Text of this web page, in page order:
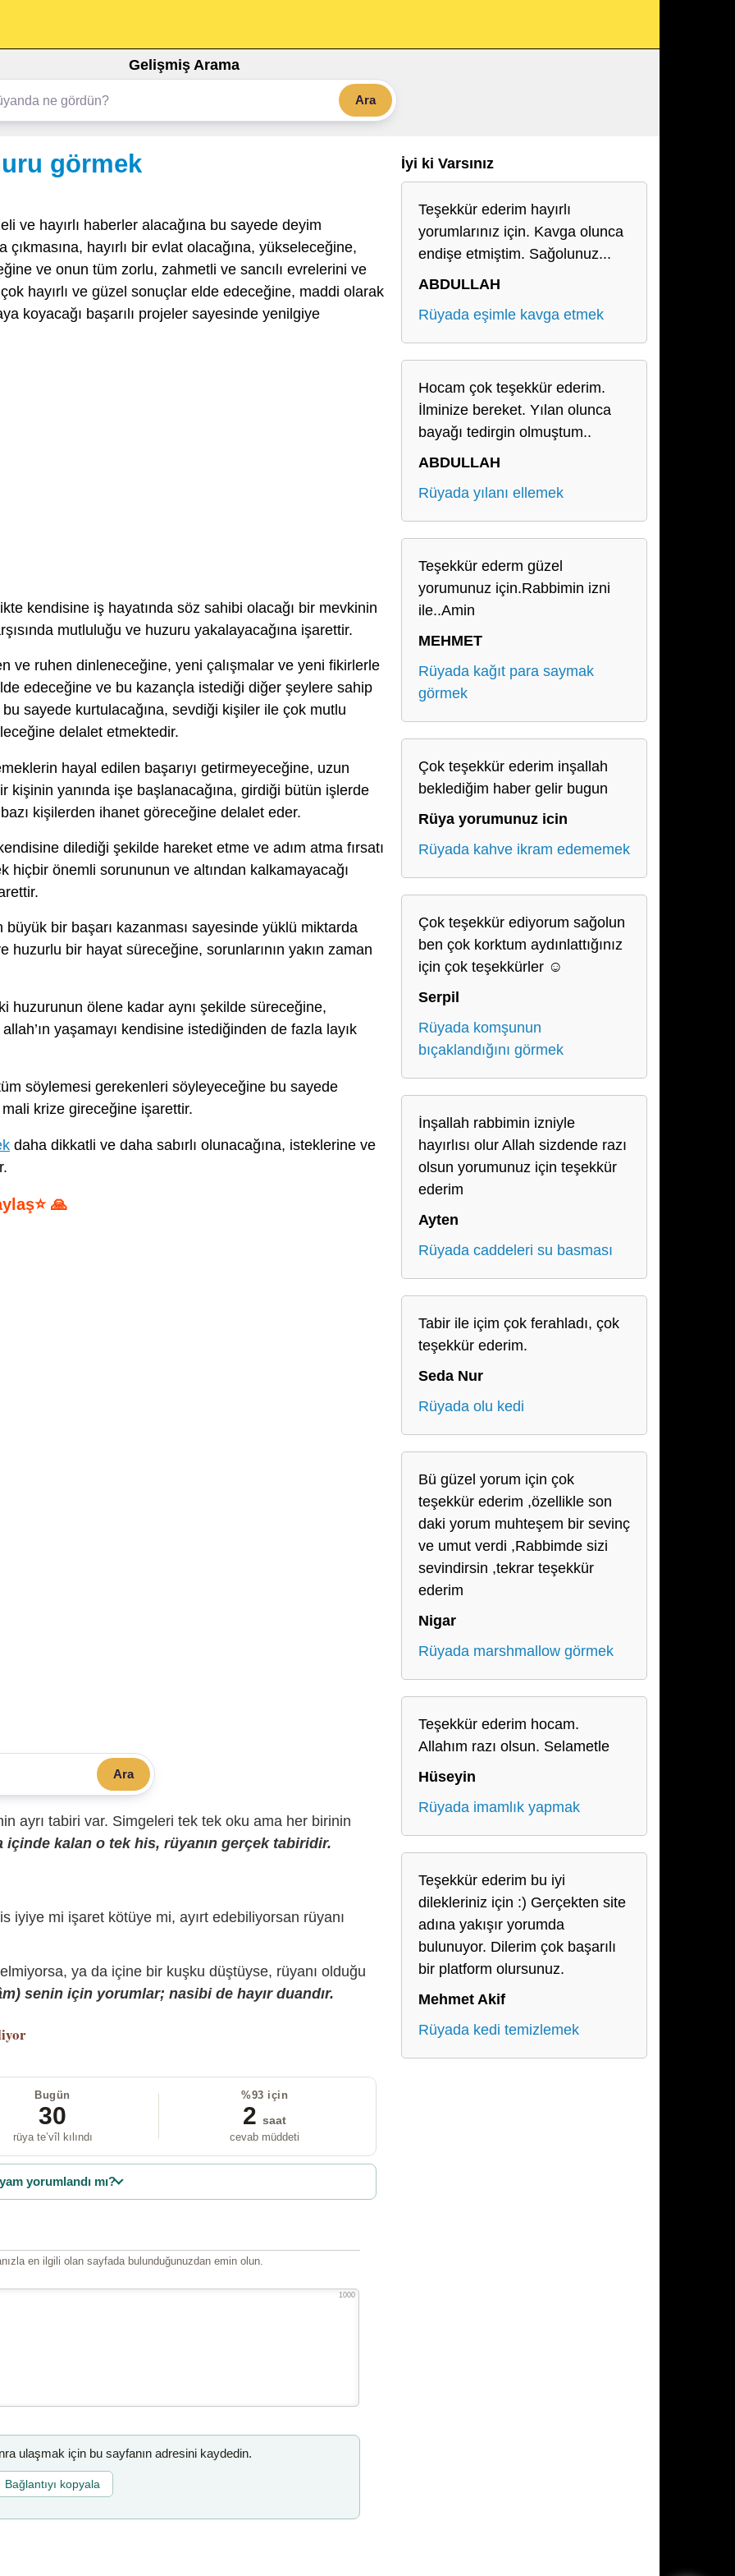
Gelişmiş Arama
Ara
görmek
ve hayırlı haberler alacağına bu sayede deyim
çıkmasına, hayırlı bir evlat olacağına, yükseleceğine,
ve onun tüm zorlu, zahmetli ve sancılı evrelerini ve
hayırlı ve güzel sonuçlar elde edeceğine, maddi olarak
koyacağı başarılı projeler sayesinde yenilgiye
kendisine iş hayatında söz sahibi olacağı bir mevkinin
mutluluğu ve huzuru yakalayacağına işarettir.
ve ruhen dinleneceğine, yeni çalışmalar ve yeni fikirlerle
edeceğine ve bu kazançla istediği diğer şeylere sahip
bu sayede kurtulacağına, sevdiği kişiler ile çok mutlu
delalet etmektedir.
hayal edilen başarıyı getirmeyeceğine, uzun
yanında işe başlanacağına, girdiği bütün işlerde
kişilerden ihanet göreceğine delalet eder.
dilediği şekilde hareket etme ve adım atma fırsatı
hiçbir önemli sorununun ve altından kalkamayacağı
büyük bir başarı kazanması sayesinde yüklü miktarda
huzurlu bir hayat süreceğine, sorunlarının yakın zaman
huzurunun ölene kadar aynı şekilde süreceğine,
yaşamayı kendisine istediğinden de fazla layık
söylemesi gerekenleri söyleyeceğine bu sayede
krize gireceğine işarettir.
daha dikkatli ve daha sabırlı olunacağına, isteklerine ve
🙏
Ara
ayrı tabiri var. Simgeleri tek tek oku ama her birinin
içinde kalan o tek his, rüyanın gerçek tabiridir.
iyiye mi işaret kötüye mi, ayırt edebiliyorsan rüyanı
ya da içine bir kuşku düştüyse, rüyanı olduğu
senin için yorumlar; nasibi de hayır duandır.
Bugün
30
rüya te’vîl kılındı
%93 için
2 saat
cevab müddeti
yorumlandı mı?
en ilgili olan sayfada bulunduğunuzdan emin olun.
1000
ulaşmak için bu sayfanın adresini kaydedin.
Bağlantıyı kopyala
İyi ki Varsınız
Teşekkür ederim hayırlı
yorumlarınız için. Kavga olunca
endişe etmiştim. Sağolunuz...
ABDULLAH
Rüyada eşimle kavga etmek
Hocam çok teşekkür ederim.
İlminize bereket. Yılan olunca
bayağı tedirgin olmuştum..
ABDULLAH
Rüyada yılanı ellemek
Teşekkür ederm güzel
yorumunuz için.Rabbimin izni
ile..Amin
MEHMET
Rüyada kağıt para saymak
görmek
Çok teşekkür ederim inşallah
beklediğim haber gelir bugun
Rüya yorumunuz icin
Rüyada kahve ikram edememek
Çok teşekkür ediyorum sağolun
ben çok korktum aydınlattığınız
için çok teşekkürler ☺️
Serpil
Rüyada komşunun
bıçaklandığını görmek
İnşallah rabbimin izniyle
hayırlısı olur Allah sizdende razı
olsun yorumunuz için teşekkür
ederim
Ayten
Rüyada caddeleri su basması
Tabir ile içim çok ferahladı, çok
teşekkür ederim.
Seda Nur
Rüyada olu kedi
Bü güzel yorum için çok
teşekkür ederim ,özellikle son
daki yorum muhteşem bir sevinç
ve umut verdi ,Rabbimde sizi
sevindirsin ,tekrar teşekkür
ederim
Nigar
Rüyada marshmallow görmek
Teşekkür ederim hocam.
Allahım razı olsun. Selametle
Hüseyin
Rüyada imamlık yapmak
Teşekkür ederim bu iyi
dilekleriniz için :) Gerçekten site
adına yakışır yorumda
bulunuyor. Dilerim çok başarılı
bir platform olursunuz.
Mehmet Akif
Rüyada kedi temizlemek